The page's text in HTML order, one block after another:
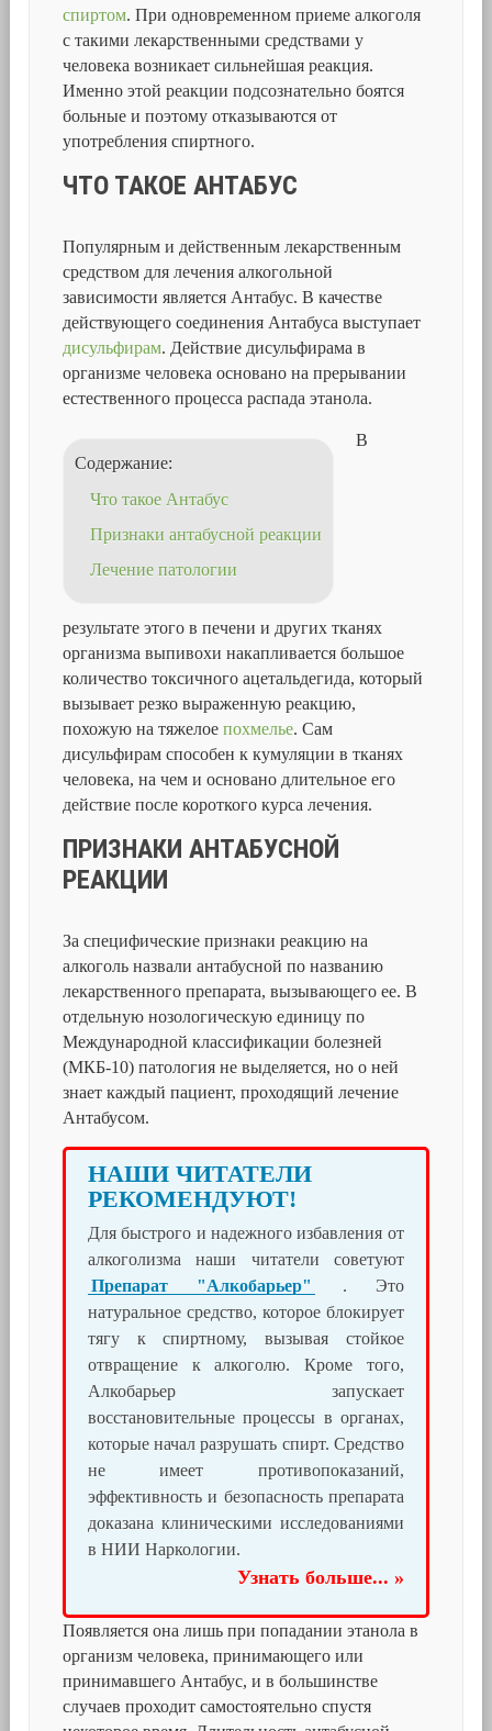
спиртом. При одновременном приеме алкоголя
с такими лекарственными средствами у
человека возникает сильнейшая реакция.
Именно этой реакции подсознательно боятся
больные и поэтому отказываются от
употребления спиртного.
ЧТО ТАКОЕ АНТАБУС
Популярным и действенным лекарственным
средством для лечения алкогольной
зависимости является Антабус. В качестве
действующего соединения Антабуса выступает
дисульфирам. Действие дисульфирама в
организме человека основано на прерывании
естественного процесса распада этанола.
Содержание:
Что такое Антабус
Признаки антабусной реакции
Лечение патологии
В
результате этого в печени и других тканях
организма выпивохи накапливается большое
количество токсичного ацетальдегида, который
вызывает резко выраженную реакцию,
похожую на тяжелоепохмелье. Сам
дисульфирам способен к кумуляции в тканях
человека, на чем и основано длительное его
действие после короткого курса лечения.
ПРИЗНАКИ АНТАБУСНОЙ
РЕАКЦИИ
За специфические признаки реакцию на
алкоголь назвали антабусной по названию
лекарственного препарата, вызывающего ее. В
отдельную нозологическую единицу по
Международной классификации болезней
(МКБ-10) патология не выделяется, но о ней
знает каждый пациент, проходящий лечение
Антабусом.
НАШИ ЧИТАТЕЛИ
РЕКОМЕНДУЮТ!
Для быстрого и надежного избавления от
алкоголизма наши читатели советуют
Препарат "Алкобарьер"
. Это
натуральное средство, которое блокирует
тягу к спиртному, вызывая стойкое
отвращение к алкоголю. Кроме того,
Алкобарьер запускает
восстановительные процессы в органах,
которые начал разрушать спирт. Средство
не имеет противопоказаний,
эффективность и безопасность препарата
доказана клиническими исследованиями
в НИИ Наркологии.
Узнать больше... »
Появляется она лишь при попадании этанола в
организм человека, принимающего или
принимавшего Антабус, и в большинстве
случаев проходит самостоятельно спустя